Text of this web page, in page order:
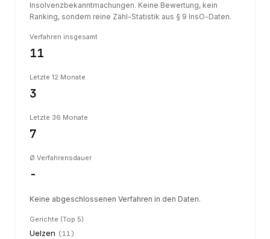
Insolvenzbekanntmachungen. Keine Bewertung, kein
Ranking, sondern reine Zähl-Statistik aus § 9 InsO-Daten.
Verfahren insgesamt
11
Letzte 12 Monate
3
Letzte 36 Monate
7
Ø Verfahrensdauer
-
Keine abgeschlossenen Verfahren in den Daten.
Gerichte (Top 5)
Uelzen (11)